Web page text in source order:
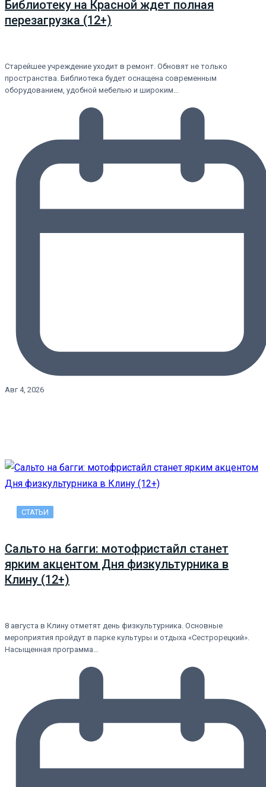
Библиотеку на Красной ждет полная
перезагрузка (12+)
Старейшее учреждение уходит в ремонт. Обновят не только
пространства. Библиотека будет оснащена современным
оборудованием, удобной мебелью и широким…
Авг 4, 2026
СТАТЬИ
Сальто на багги: мотофристайл станет
ярким акцентом Дня физкультурника в
Клину (12+)
8 августа в Клину отметят день физкультурника. Основные
мероприятия пройдут в парке культуры и отдыха «Сестрорецкий».
Насыщенная программа…